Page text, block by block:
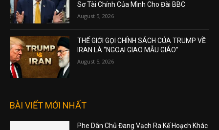
Sơ Tài Chính Của Mình Cho Đài BBC
August 5, 2026
THẾ GIỚI GỌI CHÍNH SÁCH CỦA TRUMP VỀ
IRAN LÀ “NGOẠI GIAO MẪU GIÁO”
August 5, 2026
BÀI VIẾT MỚI NHẤT
Phe Dân Chủ Đang Vạch Ra Kế Hoạch Khác